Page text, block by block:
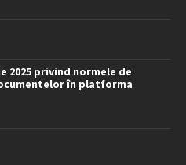
2025 privind normele de
în platforma